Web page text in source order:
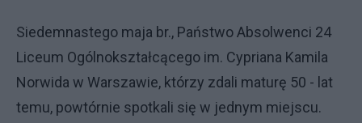
Siedemnastego maja br., Państwo Absolwenci 24
Liceum Ogólnokształcącego im. Cypriana Kamila
Norwida w Warszawie, którzy zdali maturę 50 - lat
temu, powtórnie spotkali się w jednym miejscu.